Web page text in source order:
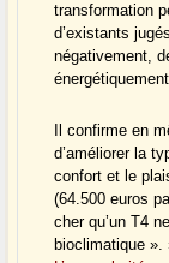
transformation
d’existants
négativement,
Il confirme en
d’améliorer la
confort et le
(64.500 euros
cher qu’un T4
bioclimatique ».